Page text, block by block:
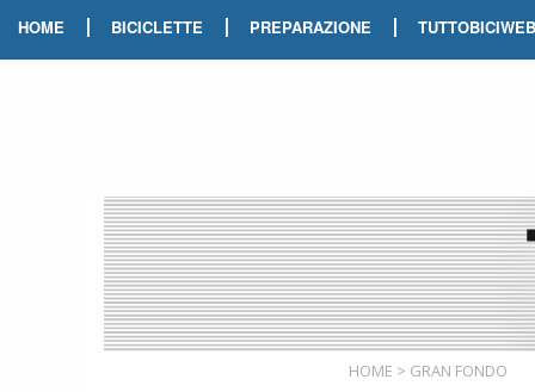
HOME | BICICLETTE | PREPARAZIONE | TUTTOBICIWEB
HOME > GRAN FONDO